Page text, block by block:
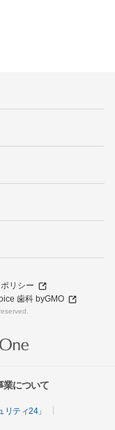
リシー
歯科 byGMO
業について
ティ24」